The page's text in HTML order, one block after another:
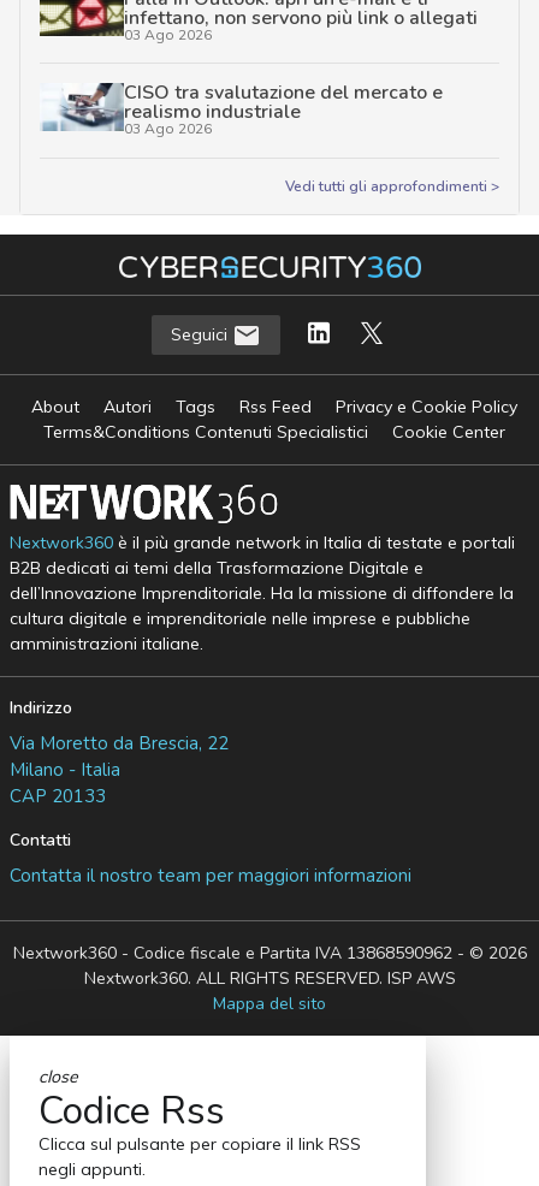
infettano, non servono più link o allegati
03 Ago 2026
CISO tra svalutazione del mercato e
realismo industriale
03 Ago 2026
Vedi tutti gli approfondimenti >
Seguici
About Autori Tags Rss Feed
Privacy e Cookie Policy
Terms&Conditions Contenuti Specialistici
Cookie Center
Nextwork360è il più grande network in Italia di testate e portali
B2B dedicati ai temi della Trasformazione Digitale e
dell’Innovazione Imprenditoriale. Ha la missione di diffondere la
cultura digitale e imprenditoriale nelle imprese e pubbliche
amministrazioni italiane.
Indirizzo
Via Moretto da Brescia, 22
Milano - Italia
CAP 20133
Contatti
Contatta il nostro team per maggiori informazioni
Nextwork360 - Codice fiscale e Partita IVA 13868590962 - © 2026
Nextwork360. ALL RIGHTS RESERVED. ISP AWS
Mappa del sito
close
Codice Rss
Clicca sul pulsante per copiare il link RSS
negli appunti.